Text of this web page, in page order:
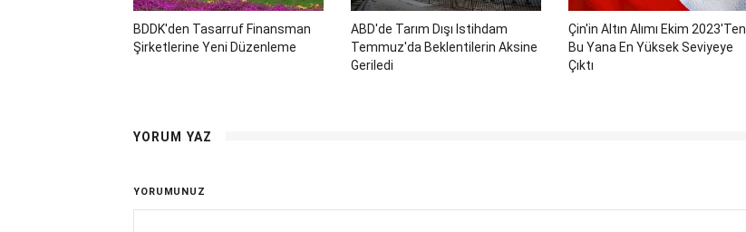
BDDK'den Tasarruf Finansman
Şirketlerine Yeni Düzenleme
ABD'de Tarım Dışı Istihdam
Temmuz'da Beklentilerin Aksine
Geriledi
Çin'in Altın Alımı Ekim 2023'ten
Bu Yana En Yüksek Seviyeye
Çıktı
YORUM YAZ
YORUMUNUZ